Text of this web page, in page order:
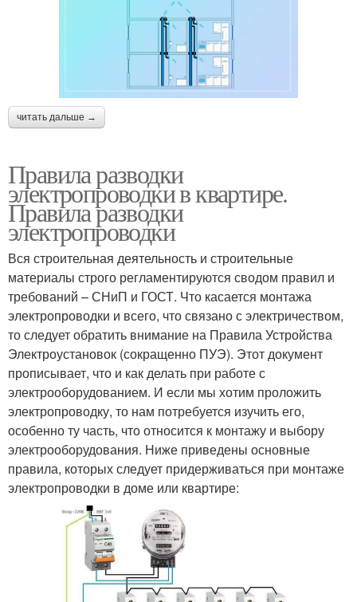
читать дальше →
Правила разводки
электропроводки в квартире.
Правила разводки
электропроводки
Вся строительная деятельность и строительные
материалы строго регламентируются сводом правил и
требований – СНиП и ГОСТ. Что касается монтажа
электропроводки и всего, что связано с электричеством,
то следует обратить внимание на Правила Устройства
Электроустановок (сокращенно ПУЭ). Этот документ
прописывает, что и как делать при работе с
электрооборудованием. И если мы хотим проложить
электропроводку, то нам потребуется изучить его,
особенно ту часть, что относится к монтажу и выбору
электрооборудования. Ниже приведены основные
правила, которых следует придерживаться при монтаже
электропроводки в доме или квартире: